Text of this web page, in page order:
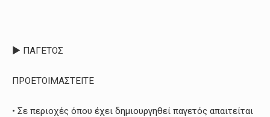
► ΠΑΓΕΤΟΣ
ΠΡΟΕΤΟΙΜΑΣΤΕΙΤΕ
• Σε περιοχές όπου έχει δημιουργηθεί παγετός απαιτείται